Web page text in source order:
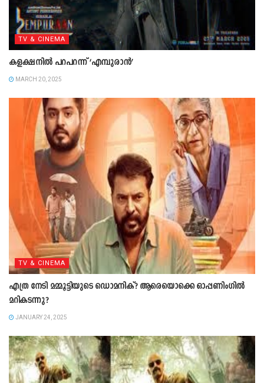
TV & CINEMA
കളക്ഷനില്‍ പറപറന്ന് ‘എമ്പുരാന്‍’
MARCH 20, 2025
TV & CINEMA
എത്ര നേടി മമ്മൂട്ടിയുടെ ഡൊമനിക്? ആരെയൊക്കെ ഓപ്പണിംഗില്‍
മറികടന്നു?
JANUARY 24, 2025